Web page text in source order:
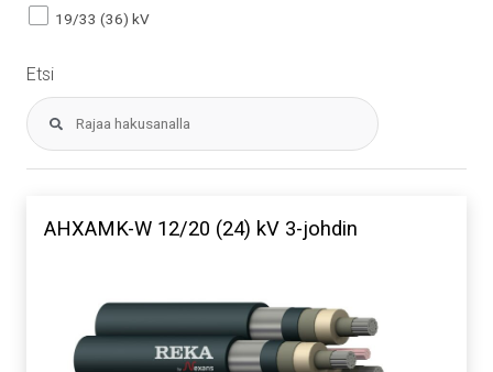
19/33 (36) kV
Etsi
AHXAMK-W 12/20 (24) kV 3-johdin